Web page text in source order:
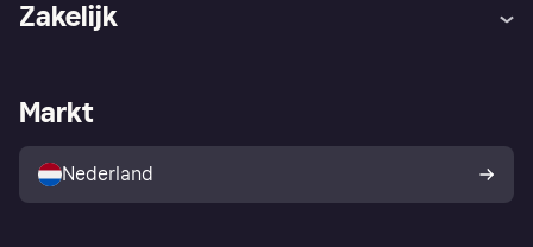
Winkeloverzicht
Kopersbescherming voor
consumenten
Zakelijk
Zakelijke login
Markt
Nederland